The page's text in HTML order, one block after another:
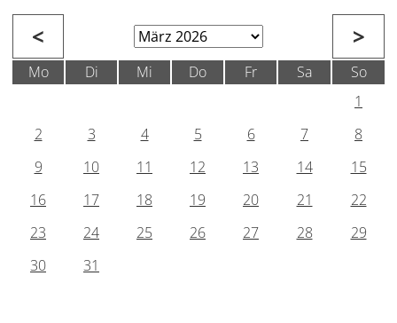
< >
Mo Di Mi Do Fr Sa
So
1
2
3 4 5 6 7
8
9
10 11 12 13 14
15
16
17 18 19 20 21
22
23
24 25 26 27 28
29
30
31